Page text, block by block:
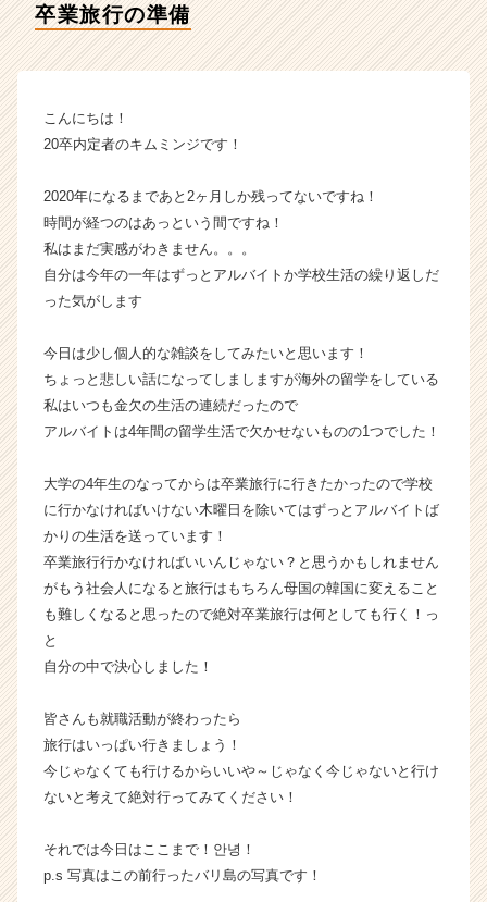
ー・
成
企
ら
カ
ト
が
届
活
イ
ト
チ
キ
ャ
リ
ア
h
e
r
a
r
e
r）
卒業旅行の準備
こんにちは！
20卒内定者のキムミンジです！
2020年になるまであと2ヶ月しか残ってないですね！
時間が経つのはあっという間ですね！
私はまだ実感がわきません。。。
自分は今年の一年はずっとアルバイトか学校生活の繰り返しだ
った気がします
今日は少し個人的な雑談をしてみたいと思います！
ちょっと悲しい話になってしましますが海外の留学をしている
私はいつも金欠の生活の連続だったので
アルバイトは4年間の留学生活で欠かせないものの1つでした！
大学の4年生のなってからは卒業旅行に行きたかったので学校
に行かなければいけない木曜日を除いてはずっとアルバイトば
かりの生活を送っています！
卒業旅行行かなければいいんじゃない？と思うかもしれません
がもう社会人になると旅行はもちろん母国の韓国に変えること
も難しくなると思ったので絶対卒業旅行は何としても行く！っ
と
自分の中で決心しました！
皆さんも就職活動が終わったら
旅行はいっぱい行きましょう！
今じゃなくても行けるからいいや～じゃなく今じゃないと行け
ないと考えて絶対行ってみてください！
それでは今日はここまで！안녕！
p.s 写真はこの前行ったバリ島の写真です！